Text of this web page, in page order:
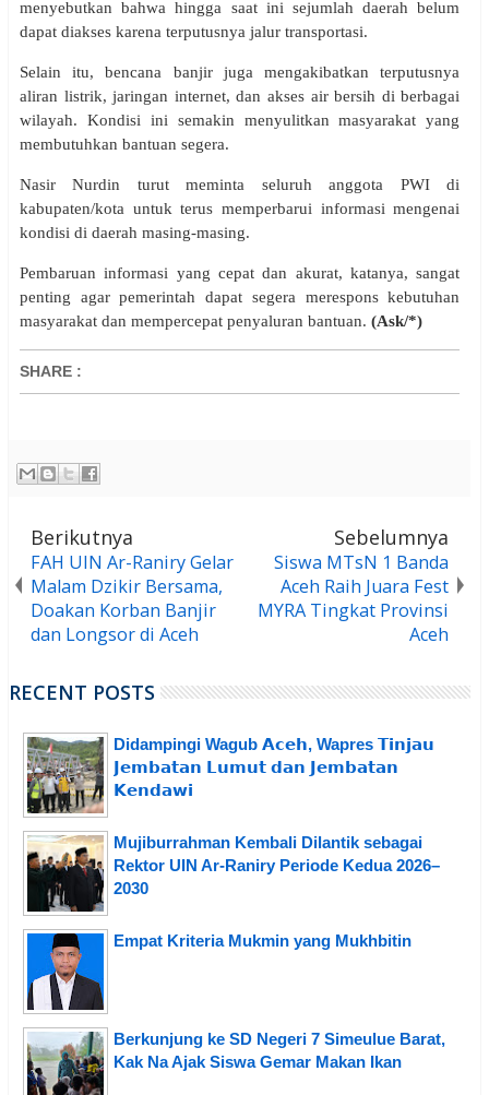
menyebutkan bahwa hingga saat ini sejumlah daerah belum
dapat diakses karena terputusnya jalur transportasi.
Selain itu, bencana banjir juga mengakibatkan terputusnya
aliran listrik, jaringan internet, dan akses air bersih di berbagai
wilayah. Kondisi ini semakin menyulitkan masyarakat yang
membutuhkan bantuan segera.
Nasir Nurdin turut meminta seluruh anggota PWI di
kabupaten/kota untuk terus memperbarui informasi mengenai
kondisi di daerah masing-masing.
Pembaruan informasi yang cepat dan akurat, katanya, sangat
penting agar pemerintah dapat segera merespons kebutuhan
masyarakat dan mempercepat penyaluran bantuan. (Ask/*)
SHARE :
Berikutnya
FAH UIN Ar-Raniry Gelar
Malam Dzikir Bersama,
Doakan Korban Banjir
dan Longsor di Aceh
Sebelumnya
Siswa MTsN 1 Banda
Aceh Raih Juara Fest
MYRA Tingkat Provinsi
Aceh
RECENT POSTS
Didampingi Wagub 𝗔𝗰𝗲𝗵, Wapres 𝗧𝗶𝗻𝗷𝗮𝘂
𝗝𝗲𝗺𝗯𝗮𝘁𝗮𝗻 𝗟𝘂𝗺𝘂𝘁 𝗱𝗮𝗻 𝗝𝗲𝗺𝗯𝗮𝘁𝗮𝗻
𝗞𝗲𝗻𝗱𝗮𝘄𝗶
Mujiburrahman Kembali Dilantik sebagai
Rektor UIN Ar-Raniry Periode Kedua 2026–
2030
Empat Kriteria Mukmin yang Mukhbitin
Berkunjung ke SD Negeri 7 Simeulue Barat,
Kak Na Ajak Siswa Gemar Makan Ikan